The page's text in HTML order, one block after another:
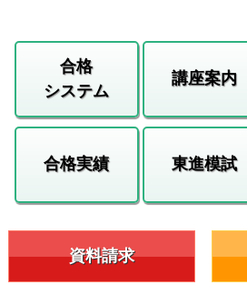
合格
システム
講座案内
合格実績 東進模試
資料請求